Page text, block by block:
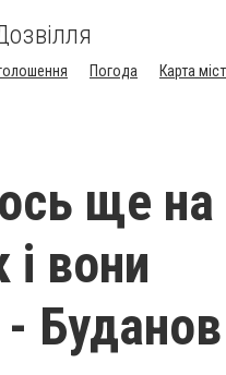
Погода Карта
ще на
вони